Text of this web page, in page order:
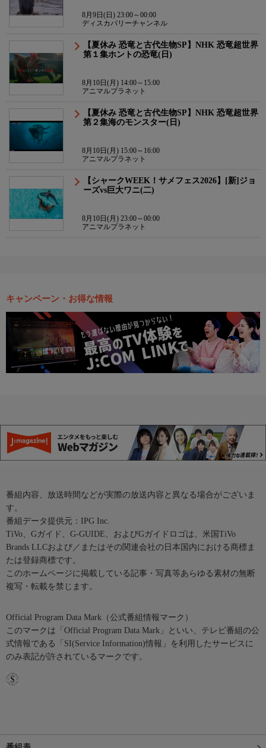
8月9日(日) 23:00～00:00
ディスカバリーチャンネル
【夏休み 恐竜と古代生物SP】NHK 恐竜超世界
第１集ホントの恐竜(日)
8月10日(月) 14:00～15:00
アニマルプラネット
【夏休み 恐竜と古代生物SP】NHK 恐竜超世界
第２集海のモンスター(日)
8月10日(月) 15:00～16:00
アニマルプラネット
【シャークWEEK！サメフェス2026】[新]ジョ
ーズvs巨大ワニ(二)
8月10日(月) 23:00～00:00
アニマルプラネット
キャンペーン・お得な情報
番組内容、放送時間などが実際の放送内容と異なる場合がございま
す。
番組データ提供元：IPG Inc.
TiVo、Gガイド、G-GUIDE、およびGガイドロゴは、米国TiVo
Brands LLCおよび／またはその関連会社の日本国内における商標ま
たは登録商標です。
このホームページに掲載している記事・写真等あらゆる素材の無断
複写・転載を禁じます。
Official Program Data Mark（公式番組情報マーク）
このマークは「Official Program Data Mark」といい、テレビ番組の公
式情報である「SI(Service Information)情報」を利用したサービスに
のみ表記が許されているマークです。